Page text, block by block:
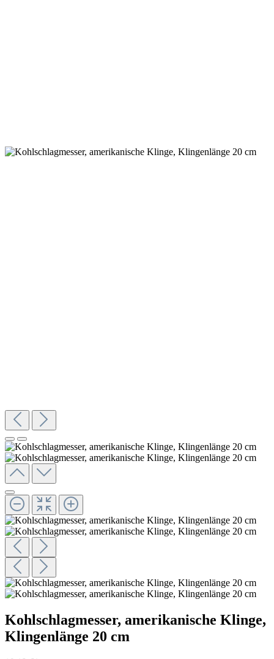
Kohlschlagmesser, amerikanische Klinge,
Klingenlänge 20 cm